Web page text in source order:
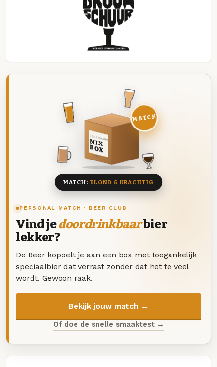
PERSONAL MATCH · BEER CLUB
Vind jedoordrinkbaarbier
lekker?
De Beer koppelt je aan een box met toegankelijk
speciaalbier dat verrast zonder dat het te veel
wordt. Gewoon raak.
Bekijk jouw match →
Of doe de snelle smaaktest →
DEZE MAAND
MIX
BOX
8 BIEREN
MATCH
MATCH: BLOND & KRACHTIG